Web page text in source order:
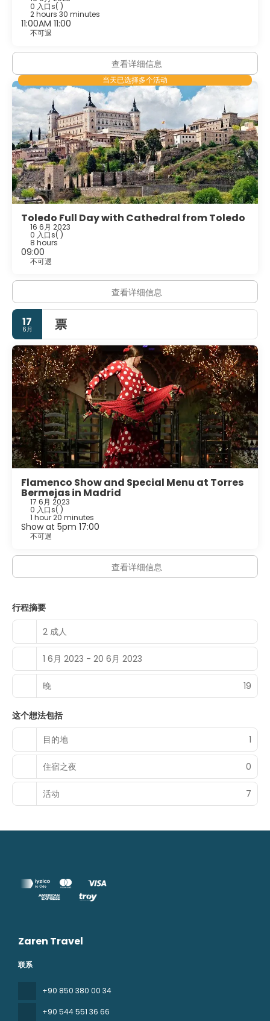
0 入口s( )
2 hours 30 minutes
11:00AM 11:00
不可退
查看详细信息
当天已选择多个活动
Toledo Full Day with Cathedral from Toledo
16 6月 2023
0 入口s( )
8 hours
09:00
不可退
查看详细信息
17
6月 票
Flamenco Show and Special Menu at Torres
Bermejas in Madrid
17 6月 2023
0 入口s( )
1 hour 20 minutes
Show at 5pm 17:00
不可退
查看详细信息
行程摘要
2 成人
1 6月 2023 - 20 6月 2023
晚 19
这个想法包括
目的地
1
住宿之夜 0
活动 7
Zaren Travel
联系
+90 850 380 00 34
+90 544 551 36 66